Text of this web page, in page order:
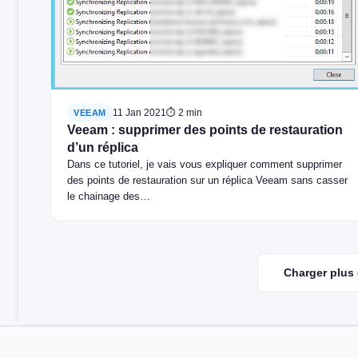
VEEAM 11 Jan 2021⏱ 2 min
Veeam : supprimer des points de restauration
d’un réplica
Dans ce tutoriel, je vais vous expliquer comment supprimer
des points de restauration sur un réplica Veeam sans casser
le chainage des…
Charger plus